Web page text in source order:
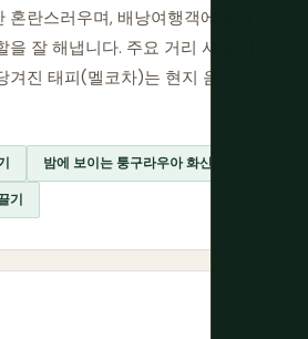
란스러우며, 배낭여행객에게 매
잘 해냅니다. 주요 거리 사탕 가
겨진 태피(멜코차)는 현지 음식
밤에 보이는 퉁구라우아 화산
기